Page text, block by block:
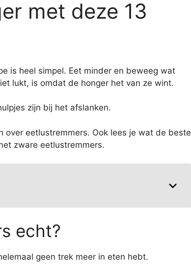
met deze 13
is heel simpel. Eet minder en beweeg wat
lukt, is omdat de honger het van ze wint.
zijn bij het afslanken.
eetlustremmers. Ook lees je wat de beste
zware eetlustremmers.
echt?
geen trek meer in eten hebt.